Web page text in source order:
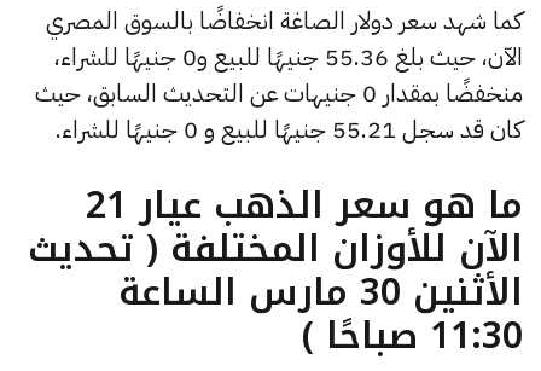
كما شهد سعر دولار الصاغة انخفاضًا بالسوق المصري
الآن، حيث بلغ 55.36 جنيهًا للبيع و0 جنيهًا للشراء،
منخفضًا بمقدار 0 جنيهات عن التحديث السابق، حيث
كان قد سجل 55.21 جنيهًا للبيع و 0 جنيهًا للشراء.
ما هو سعر الذهب عيار 21
الآن للأوزان المختلفة ( تحديث
الأثنين 30 مارس الساعة
11:30 صباحًا )